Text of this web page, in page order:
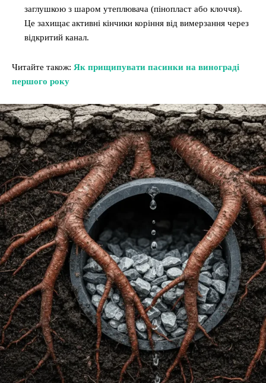
заглушкою з шаром утеплювача (пінопласт або клоччя).
Це захищає активні кінчики коріння від вимерзання через
відкритий канал.
Читайте також: Як прищипувати пасинки на винограді
першого року